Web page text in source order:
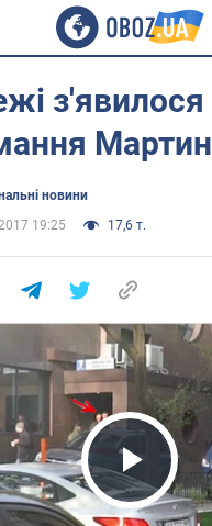
з'явилося
новини
19:25
17,6 т.
Play